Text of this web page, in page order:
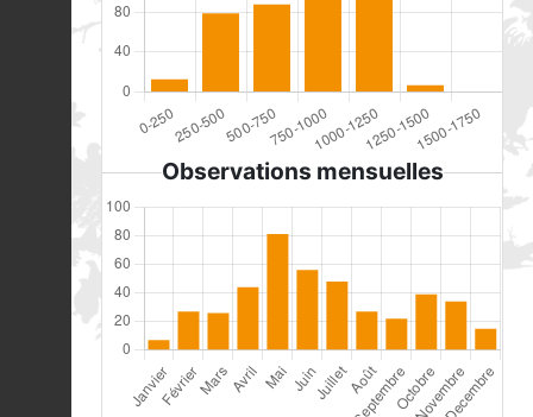
Observations mensuelles